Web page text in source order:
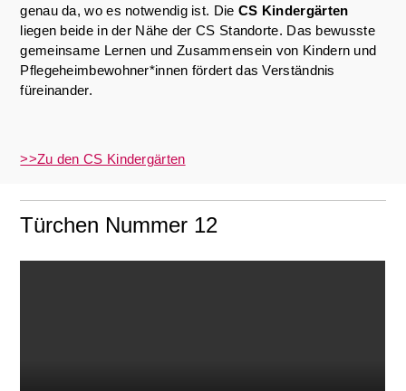
genau da, wo es notwendig ist. Die CS Kindergärten
liegen beide in der Nähe der CS Standorte. Das bewusste
gemeinsame Lernen und Zusammensein von Kindern und
Pflegeheimbewohner*innen fördert das Verständnis
füreinander.
>>Zu den CS Kindergärten
Türchen Nummer 12